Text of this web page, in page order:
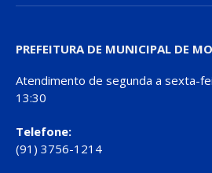
PREFEITURA DE MUNICIPAL DE
Atendimento de segunda a sexta-
13:30
Telefone:
(91) 3756-1214